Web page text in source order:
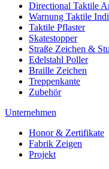
Directional Taktile
Warnung Taktile
Taktile Pflaster
Skatestopper
Straße Zeichen &
Edelstahl Poller
Braille Zeichen
Treppenkante
Zubehör
Unternehmen
Honor & Zertifikate
Fabrik Zeigen
Projekt